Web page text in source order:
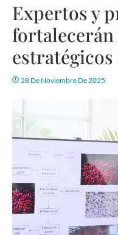
Expertos y
fortalecerán
estratégicos
28 De Noviembre De 2025